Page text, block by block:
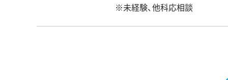
※未経験、他科応相談